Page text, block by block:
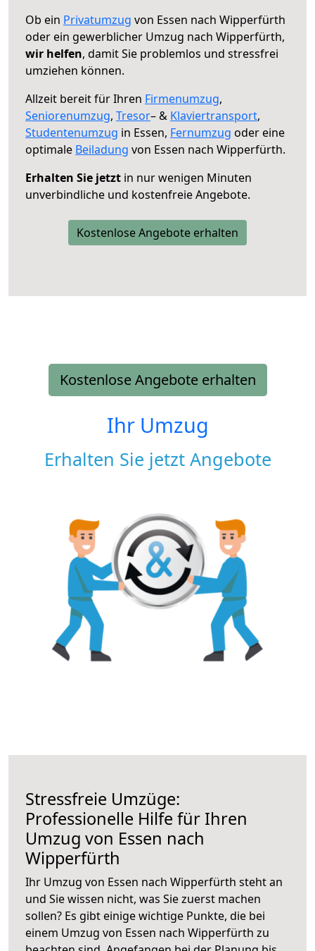
Ob ein Privatumzug von Essen nach Wipperfürth
oder ein gewerblicher Umzug nach Wipperfürth,
wir helfen, damit Sie problemlos und stressfrei
umziehen können.
Allzeit bereit für Ihren Firmenumzug,
Seniorenumzug, Tresor– & Klaviertransport,
Studentenumzug in Essen, Fernumzug oder eine
optimale Beiladung von Essen nach Wipperfürth.
Erhalten Sie jetzt in nur wenigen Minuten
unverbindliche und kostenfreie Angebote.
Kostenlose Angebote erhalten
Kostenlose Angebote erhalten
Ihr Umzug
Erhalten Sie jetzt Angebote
Stressfreie Umzüge:
Professionelle Hilfe für Ihren
Umzug von Essen nach
Wipperfürth
Ihr Umzug von Essen nach Wipperfürth steht an
und Sie wissen nicht, was Sie zuerst machen
sollen? Es gibt einige wichtige Punkte, die bei
einem Umzug von Essen nach Wipperfürth zu